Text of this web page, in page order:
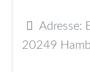
Adresse:
20249